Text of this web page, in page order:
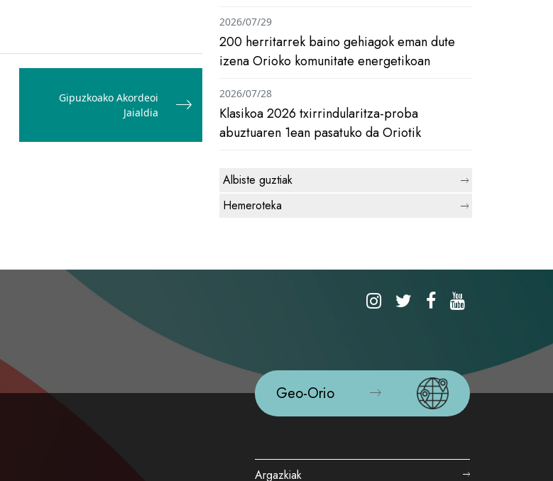
Gipuzkoako Akordeoi
Jaialdia
200 herritarrek baino gehiagok eman dute
izena Orioko komunitate energetikoan
2026/07/29
Klasikoa 2026 txirrindularitza-proba
abuztuaren 1ean pasatuko da Oriotik
2026/07/28
Albiste guztiak
Hemeroteka
Geo-Orio
Argazkiak